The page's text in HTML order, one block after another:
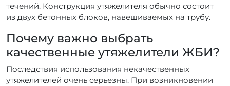
течений. Конструкция утяжелителя обычно состоит
из двух бетонных блоков, навешиваемых на трубу.
Почему важно выбрать
качественные утяжелители ЖБИ?
Последствия использования некачественных
утяжелителей очень серьезны. При возникновении